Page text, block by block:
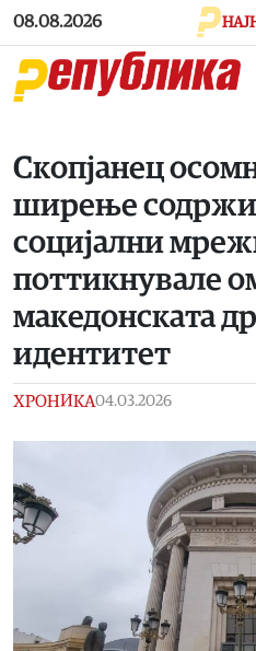
Skip to main content
08.08.2026
Скопјанец
ширење
социјални
поттикнувале
македонската
идентитет
ХРОНИКА04.03.2026